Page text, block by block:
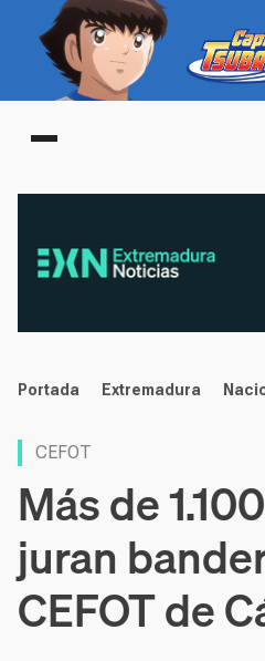
Main menu
noticias
Portada Extremadura
CEFOT
Más de
juran
CEFOT de